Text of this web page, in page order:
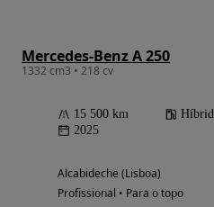
Mercedes-Benz A 250
1332 cm3 • 218 cv
15 500 km
2025
Alcabideche (Lisboa)
Profissional • Para o topo